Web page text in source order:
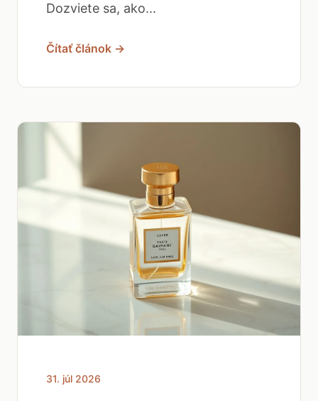
Dozviete sa, ako...
Čítať článok →
31. júl 2026